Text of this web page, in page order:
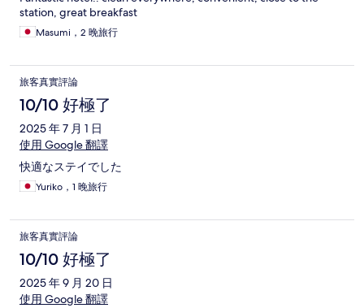
station, great breakfast
Masumi，2 晚旅行
旅客真實評論
10/10 好極了
2025 年 7 月 1 日
使用 Google 翻譯
快適なステイでした
Yuriko，1 晚旅行
旅客真實評論
10/10 好極了
2025 年 9 月 20 日
使用 Google 翻譯